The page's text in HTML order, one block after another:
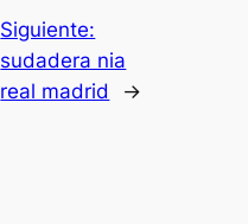
Siguiente:
sudadera nia
real madrid
→